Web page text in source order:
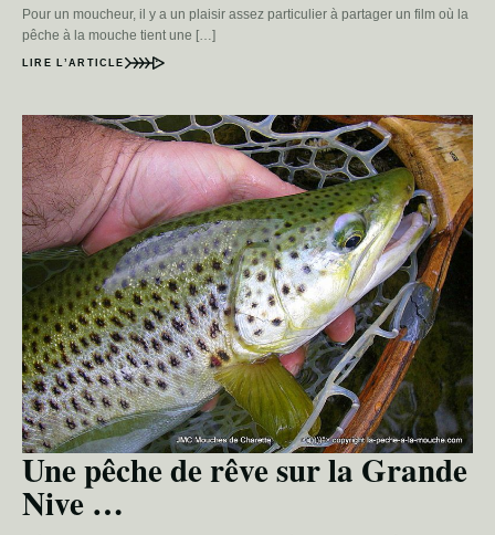
Pour un moucheur, il y a un plaisir assez particulier à partager un film où la
pêche à la mouche tient une […]
LIRE L’ARTICLE
Une pêche de rêve sur la Grande
Nive …